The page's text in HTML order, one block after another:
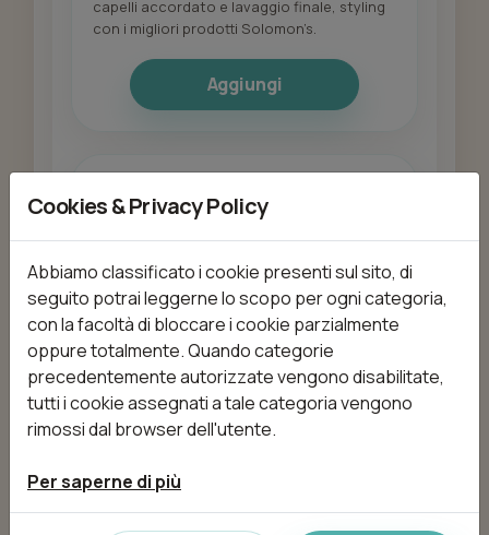
capelli accordato e lavaggio finale, styling
con i migliori prodotti Solomon’s.
Aggiungi
12 - da 1 a 11 anni
da 15,00 € 30min
Shampoo pre-taglio, esecuzione del taglio
capelli accordato e styling con i migliori
prodotti Solomon’s.
Aggiungi
03 TAGLIO UNDER 18 dai 12 ai
17 anni
da 18,00 €
Cookies & Privacy Policy
Abbiamo classificato i cookie presenti sul sito, di
seguito potrai leggerne lo scopo per ogni categoria,
con la facoltà di bloccare i cookie parzialmente
oppure totalmente. Quando categorie
precedentemente autorizzate vengono disabilitate,
tutti i cookie assegnati a tale categoria vengono
rimossi dal browser dell'utente.
Per saperne di più